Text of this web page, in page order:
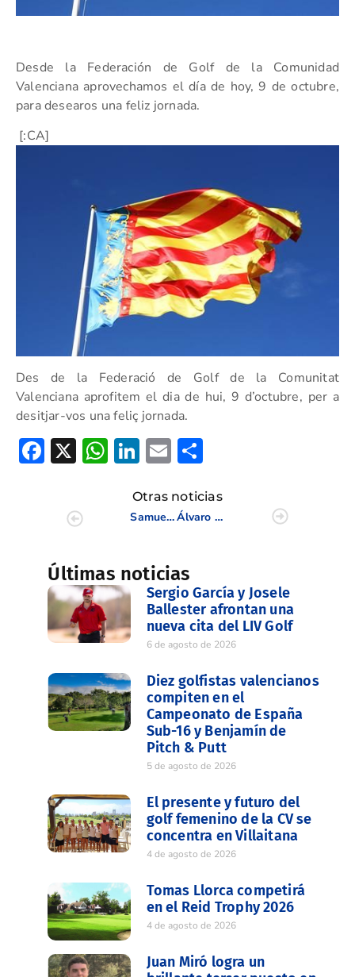
Desde la Federación de Golf de la Comunidad
Valenciana aprovechamos el día de hoy, 9 de octubre,
para desearos una feliz jornada.
[:CA]
Des de la Federació de Golf de la Comunitat
Valenciana aprofitem el dia de hui, 9 d’octubre, per a
desitjar-vos una feliç jornada.
Facebook
X WhatsApp
LinkedIn
Email
Otras noticias
Samuel del Val, a un golpe del liderato en el Campeonato de España de Profesionales
Álvaro Roldós y Rocío Tejedo, ganadores del Campeonato SUB 16 de la C.V.
Últimas noticias
Sergio García y Josele
Ballester afrontan una
nueva cita del LIV Golf
6 de agosto de 2026
Diez golfistas valencianos
compiten en el
Campeonato de España
Sub-16 y Benjamín de
Pitch & Putt
5 de agosto de 2026
El presente y futuro del
golf femenino de la CV se
concentra en Villaitana
4 de agosto de 2026
Tomas Llorca competirá
en el Reid Trophy 2026
4 de agosto de 2026
Juan Miró logra un